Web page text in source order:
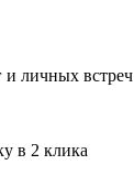
и личных встреч
в 2 клика